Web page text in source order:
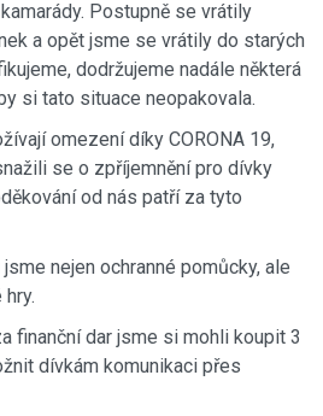
Postupně se vrátily
a opět jsme se vrátily do starých
dodržujeme nadále některá
si tato situace neopakovala.
omezení díky CORONA 19,
se o zpříjemnění pro dívky
od nás patří za tyto
nejen ochranné pomůcky, ale
finanční dar jsme si mohli koupit 3
dívkám komunikaci přes